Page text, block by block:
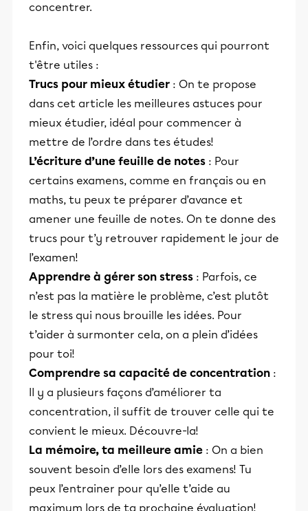
concentrer.
Enfin, voici quelques ressources qui pourront
t'être utiles :
Trucs pour mieux étudier : On te propose
dans cet article les meilleures astuces pour
mieux étudier, idéal pour commencer à
mettre de l’ordre dans tes études!
L’écriture d’une feuille de notes : Pour
certains examens, comme en français ou en
maths, tu peux te préparer d’avance et
amener une feuille de notes. On te donne des
trucs pour t’y retrouver rapidement le jour de
l’examen!
Apprendre à gérer son stress : Parfois, ce
n’est pas la matière le problème, c’est plutôt
le stress qui nous brouille les idées. Pour
t’aider à surmonter cela, on a plein d’idées
pour toi!
Comprendre sa capacité de concentration :
Il y a plusieurs façons d’améliorer ta
concentration, il suffit de trouver celle qui te
convient le mieux. Découvre-la!
La mémoire, ta meilleure amie : On a bien
souvent besoin d’elle lors des examens! Tu
peux l’entrainer pour qu’elle t’aide au
maximum lors de ta prochaine évaluation!